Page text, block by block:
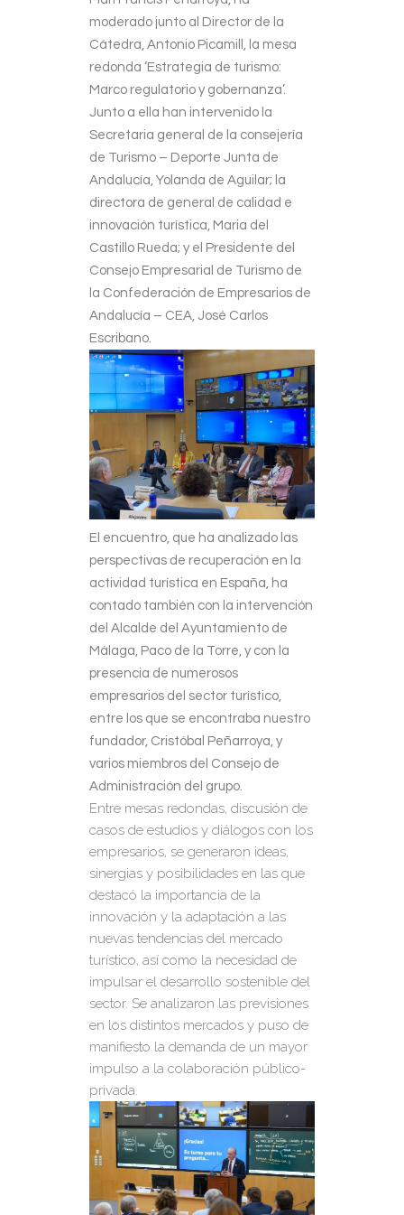
moderado junto al Director de la
Cátedra, Antonio Picamill, la mesa
redonda ‘Estrategia de turismo:
Marco regulatorio y gobernanza’.
Junto a ella han intervenido la
Secretaria general de la consejería
de Turismo – Deporte Junta de
Andalucía, Yolanda de Aguilar; la
directora de general de calidad e
innovación turística, Maria del
Castillo Rueda; y el Presidente del
Consejo Empresarial de Turismo de
la Confederación de Empresarios de
Andalucía – CEA, José Carlos
Escribano.
El encuentro, que ha analizado las
perspectivas de recuperación en la
actividad turística en España, ha
contado también con la intervención
del Alcalde del Ayuntamiento de
Málaga, Paco de la Torre, y con la
presencia de numerosos
empresarios del sector turístico,
entre los que se encontraba nuestro
fundador, Cristóbal Peñarroya, y
varios miembros del Consejo de
Administración del grupo.
Entre mesas redondas, discusión de
casos de estudios y diálogos con los
empresarios, se generaron ideas,
sinergias y posibilidades en las que
destacó la importancia de la
innovación y la adaptación a las
nuevas tendencias del mercado
turístico, así como la necesidad de
impulsar el desarrollo sostenible del
sector. Se analizaron las previsiones
en los distintos mercados y puso de
manifiesto la demanda de un mayor
impulso a la colaboración público-
privada.